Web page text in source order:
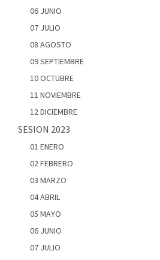
06 JUNIO
07 JULIO
08 AGOSTO
09 SEPTIEMBRE
10 OCTUBRE
11 NOVIEMBRE
12 DICIEMBRE
SESION 2023
01 ENERO
02 FEBRERO
03 MARZO
04 ABRIL
05 MAYO
06 JUNIO
07 JULIO